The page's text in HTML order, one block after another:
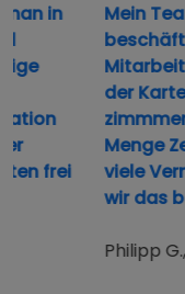
in
frei
Mein
der
Menge
viele
wir das
Philipp